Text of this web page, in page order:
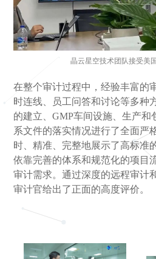
晶云星空技术团队接受美
在整个审计过程中，经验丰富的
时连线、员工问答和讨论等多种
的建立、GMP车间设施、生产和
系文件的落实情况进行了全面严
时、精准、完整地展示了高标准
依靠完善的体系和规范化的项目
审计需求。通过深度的远程审计
审计官给出了正面的高度评价。